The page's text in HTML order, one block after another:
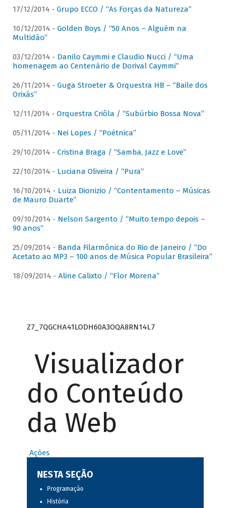
17/12/2014 - Grupo ECCO / “As Forças da Natureza”
10/12/2014 - Golden Boys / “50 Anos – Alguém na
Multidão”
03/12/2014 - Danilo Caymmi e Claudio Nucci / “Uma
homenagem ao Centenário de Dorival Caymmi”
26/11/2014 - Guga Stroeter & Orquestra HB – “Baile dos
Orixás”
12/11/2014 - Orquestra Criôla / “Subúrbio Bossa Nova”
05/11/2014 - Nei Lopes / “Poétnica”
29/10/2014 - Cristina Braga / “Samba, Jazz e Love”
22/10/2014 - Luciana Oliveira / “Pura”
16/10/2014 - Luiza Dionizio / “Contentamento – Músicas
de Mauro Duarte”
09/10/2014 - Nelson Sargento / “Muito tempo depois –
90 anos”
25/09/2014 - Banda Filarmônica do Rio de Janeiro / “Do
Acetato ao MP3 – 100 anos de Música Popular Brasileira”
18/09/2014 - Aline Calixto / “Flor Morena”
Z7_7QGCHA41LODH60A3OQA8RN14L7
Visualizador
do Conteúdo
da Web
Ações
NESTA SEÇÃO
Programação
História